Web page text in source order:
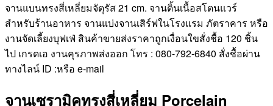
จานแบนทรงสี่เหลี่ยมจัตุรัส 21 cm. จานติ้นเนื้อสโตนแวร์
สำหรับร้านอาหาร จานแบ่งจานเสิร์ฟในโรงแรม ภัตราคาร หรือ
งานจัดเลี้ยงบุฟเฟ่ สินค้าขายส่งราคาถูกเงื่อนใขสั่งชื้อ 120 ชิ้น
ไป เกรดเอ งานคุรภาพส่งออก โทร : 080-792-6840 สั่งชื้อผ่าน
ทางไลน์ ID :หรือ e-mail
จานเซรามิคทรงสี่เหลี่ยม Porcelain